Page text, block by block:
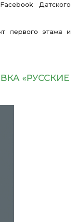
Датского
первого этажа и
«РУССКИЕ